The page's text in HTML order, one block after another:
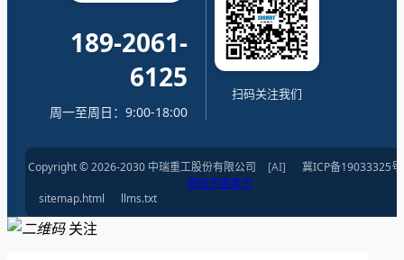
189-2061-
6125
周一至周日：9:00-18:00
扫码关注我们
Copyright © 2026-2030 中瑞重工股份有限公司 [AI]
冀ICP备19033325
网站内容索引
sitemap.html
llms.txt
关注